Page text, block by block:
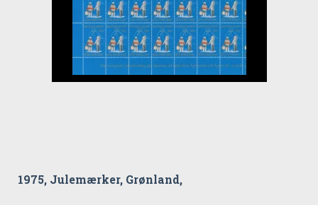
1975, Julemærker, Grønland,